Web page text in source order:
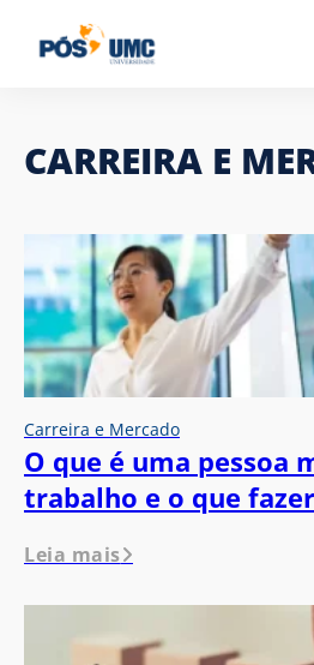
CARREIRA E
Carreira e Mercado
O que é uma pessoa
trabalho e o que fazer
Leia mais